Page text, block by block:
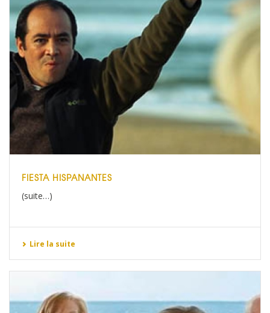
FIESTA HISPANANTES
(suite…)
Lire la suite